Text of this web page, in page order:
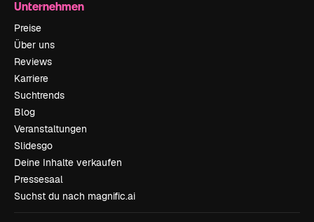
Unternehmen
Preise
Über uns
Reviews
Karriere
Suchtrends
Blog
Veranstaltungen
Slidesgo
Deine Inhalte verkaufen
Pressesaal
Suchst du nach magnific.ai